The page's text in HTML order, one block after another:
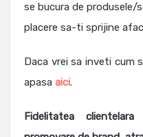
se bucura de produsele/
placere sa-ti sprijine
Daca vrei sa inveti cum
apasa aici.
Fidelitatea